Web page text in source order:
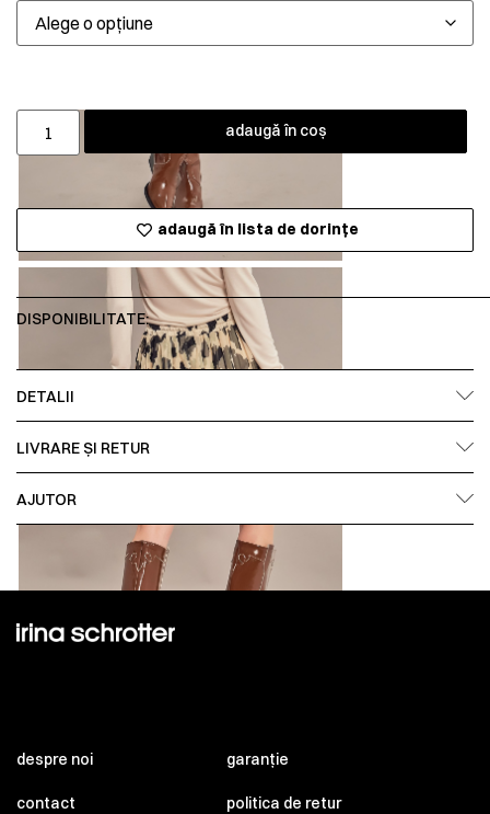
adaugă în coș
adaugă în lista de dorințe
DISPONIBILITATE:
DETALII
LIVRARE ȘI RETUR
AJUTOR
despre noi
contact
garanție
politica de retur